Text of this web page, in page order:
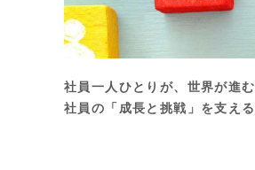
社員一人ひとりが、世界が進
社員の「成長と挑戦」を支え